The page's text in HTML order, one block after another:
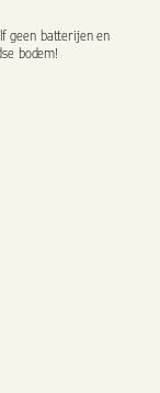
geen batterijen en
bodem!